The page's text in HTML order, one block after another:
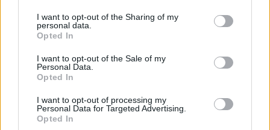
not limited to your visit or usage behaviour. You may click to
grant or deny consent to Google and its third-party tags to
use your data for below specified purposes in below Google
consent section.
I want to opt-out of the Sharing of my
personal data.
Opted In
I want to opt-out of the Sale of my
Personal Data.
Opted In
I want to opt-out of processing my
Personal Data for Targeted Advertising.
Opted In
Video
modal
window.
Az olasz Autosprint információi szerint Hamilton